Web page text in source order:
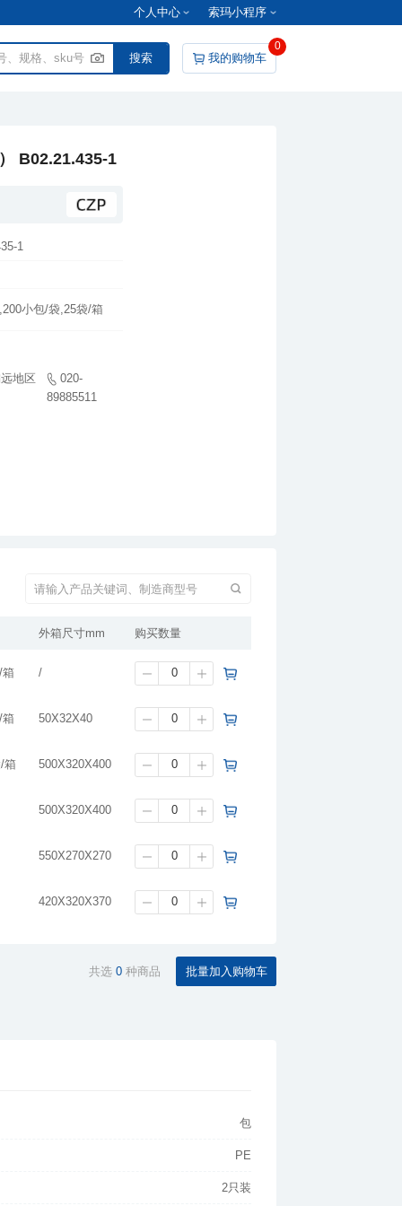
个人中心 索玛小程序
我的购物车
0
B02.21.435-1
1
小包/袋,25袋/箱
89885511
外箱尺寸mm 购买数量
箱 /
箱 50X32X40
箱 500X320X400
500X320X400
550X270X270
420X320X370
共选0 种商品
包
PE
2只装